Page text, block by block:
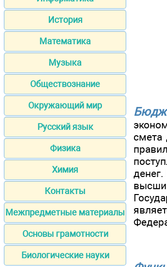
История
Математика
Музыка
Обществознание
Окружающий мир
Русский язык
Физика
Химия
Контакты
Межпредметные материалы
Основы грамотности
Биологические науки
смета